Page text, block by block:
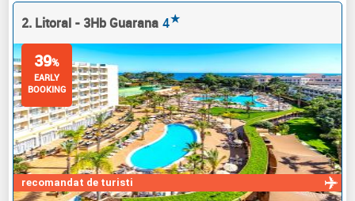
2. Litoral - 3Hb Guarana 4★
recomandat de turisti
39%
EARLY
BOOKING